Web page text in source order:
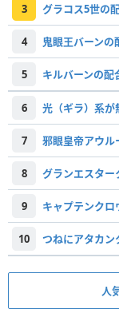
3 グラコス5世の
4 鬼眼王バーン
5 キルバーンの配
6 光（ギラ）系が
7 邪眼皇帝アウル
8 グランエスター
9 キャプテンク
10 つねにアタカン
人